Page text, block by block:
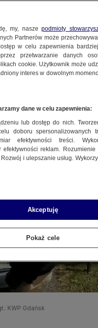
KWP Gdańsk
my, naszepodmioty
Partnerów może
w celu zapewnienia
przetwarzanie danych
cookie. Użytkownik może
interes w dowolnym
dane w celu zapewnienia:
lub dostęp do nich.
doboru spersonalizowanych
efektywności treści.
efektywności reklam.
i ulepszanie usług.
Akceptuję
Pokaż cele